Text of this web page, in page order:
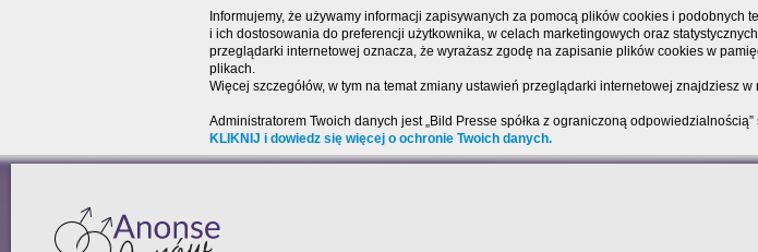
Informujemy, że używamy informacji zapisywanych za pomocą plików cookies i
i ich dostosowania do preferencji użytkownika, w celach marketingowych oraz
przeglądarki internetowej oznacza, że wyrażasz zgodę na zapisanie plików cookies w
plikach.
Więcej szczegółów, w tym na temat zmiany ustawień przeglądarki internetowej znajdziesz w
Administratorem Twoich danych jest „Bild Presse spółka z ograniczoną
KLIKNIJ i dowiedz się więcej o ochronie Twoich danych.